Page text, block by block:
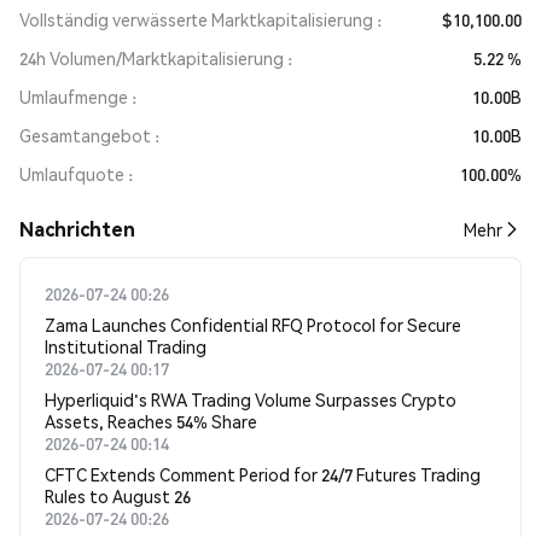
Vollständig verwässerte Marktkapitalisierung
$10,100.00
24h Volumen/Marktkapitalisierung
5.22 %
Umlaufmenge
10.00B
Gesamtangebot
10.00B
Umlaufquote
100.00%
Nachrichten Mehr
2026-07-24 00:26
Zama Launches Confidential RFQ Protocol for Secure
Institutional Trading
2026-07-24 00:17
Hyperliquid's RWA Trading Volume Surpasses Crypto
Assets, Reaches 54% Share
2026-07-24 00:14
CFTC Extends Comment Period for 24/7 Futures Trading
Rules to August 26
2026-07-24 00:26